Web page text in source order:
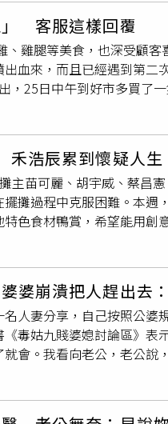
或顏面神經的麻痺。
魚湯？妳是多不想他們出
錯，方便教一下食譜嘛，
分手可以和平一點欸」、
能是食物沒熟，或是木耳泡
蜊有新鮮嗎，我之前吃到
產生大量米酵菌酸，這
「看菜單，木耳＞蛋＞鮭
不想煮飯的嫌疑」。
」 客服這樣回覆
雞腿等美食，也深受顧客
血來，而且已經遇到第二
25日中午到好市多買了
150度放進烤箱烤過，沒
出錯了。原PO還說，遇到
還在疑惑是否家中烤箱
竟會有多生？到底是我運
請賣場人員確認和處理。
示，「上火180度下火
接跟衛生局檢舉啦！白肉
還是只有好市多的雞，才
示自己還是無法接受，下次
禾浩辰累到懷疑人生
主苗可麗、胡宇威、蔡昌
攤過程中克服困難。本週
色食材鴨賞，希望能用創
言胡宇威（左）要求比較
危機「麵糰沒發酵」！
憲趕緊求救，最後在眾人
不當，第一鍋煎包竟然全
待，攤主們的壓力倍增，
為了安撫現場等待的顧客
這番話逗笑了大家，也為
達歉意。而胡宇威則趁機
。最終，當煎包順利出
定邊泡溫泉邊進行檢討會
婆崩潰把人趕出去
人妻分享，自己按照公婆
毒姑九賤婆媳討論區》表
會。我看向老公，老公說
起住時，都是老公煮晚餐
也不知道為什麼公婆吃了
不要我繼續煮，婆婆說還